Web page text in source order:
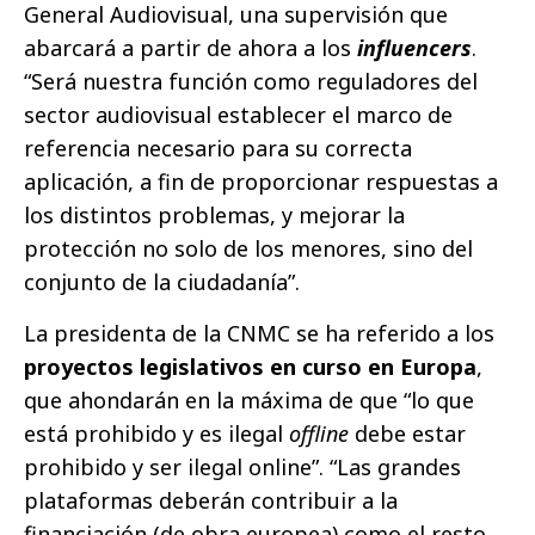
General Audiovisual, una supervisión que
abarcará a partir de ahora a los influencers.
“Será nuestra función como reguladores del
sector audiovisual establecer el marco de
referencia necesario para su correcta
aplicación, a fin de proporcionar respuestas a
los distintos problemas, y mejorar la
protección no solo de los menores, sino del
conjunto de la ciudadanía”.
La presidenta de la CNMC se ha referido a los
proyectos legislativos en curso en Europa,
que ahondarán en la máxima de que “lo que
está prohibido y es ilegal offline debe estar
prohibido y ser ilegal online”. “Las grandes
plataformas deberán contribuir a la